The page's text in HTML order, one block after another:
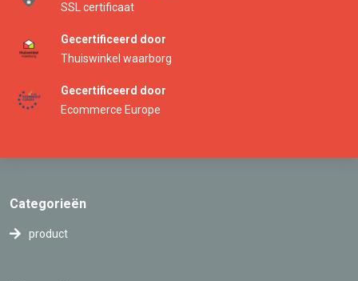
SSL certificaat
Gecertificeerd door
Thuiswinkel waarborg
Gecertificeerd door
Ecommerce Europe
Categorieën
product